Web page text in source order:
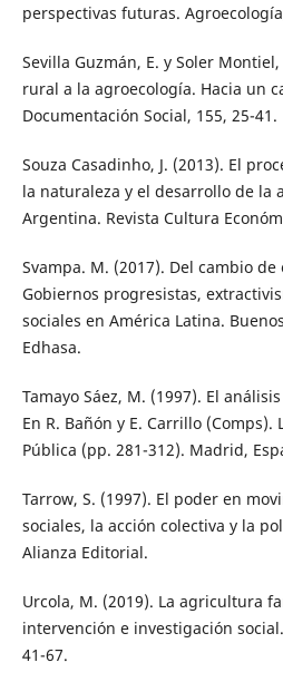
perspectivas futuras.
Sevilla Guzmán, E. y Soler
rural a la agroecología. Hacia un
Documentación Social, 155, 25-41.
Souza Casadinho, J. (2013). El
la naturaleza y el desarrollo de la
Argentina. Revista Cultura
Svampa. M. (2017). Del cambio
Gobiernos progresistas,
sociales en América Latina.
Edhasa.
Tamayo Sáez, M. (1997). El
En R. Bañón y E. Carrillo
Pública (pp. 281-312). Madrid,
Tarrow, S. (1997). El poder en
sociales, la acción colectiva y la
Alianza Editorial.
Urcola, M. (2019). La agricultura
intervención e investigación
41-67.